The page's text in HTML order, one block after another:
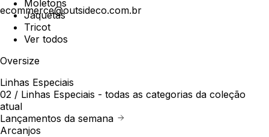
ecommerce@outsideco.com.br
Moletons
Jaquetas
Tricot
Ver todos
Oversize
Linhas Especiais
02 / Linhas Especiais - todas as categorias da coleção
atual
Lançamentos da semana
Arcanjos